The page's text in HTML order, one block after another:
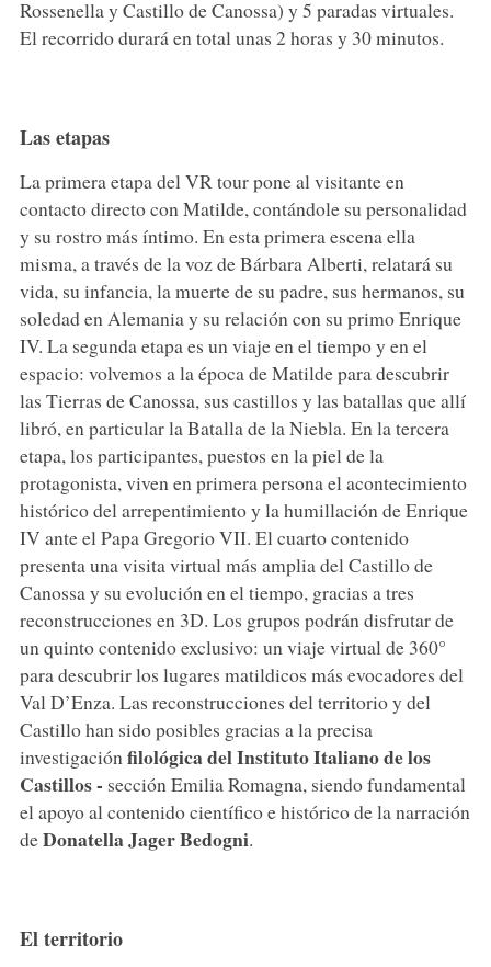
Rossenella y Castillo de Canossa) y 5 paradas virtuales.
El recorrido durará en total unas 2 horas y 30 minutos.
Las etapas
La primera etapa del VR tour pone al visitante en
contacto directo con Matilde, contándole su personalidad
y su rostro más íntimo. En esta primera escena ella
misma, a través de la voz de Bárbara Alberti, relatará su
vida, su infancia, la muerte de su padre, sus hermanos, su
soledad en Alemania y su relación con su primo Enrique
IV. La segunda etapa es un viaje en el tiempo y en el
espacio: volvemos a la época de Matilde para descubrir
las Tierras de Canossa, sus castillos y las batallas que allí
libró, en particular la Batalla de la Niebla. En la tercera
etapa, los participantes, puestos en la piel de la
protagonista, viven en primera persona el acontecimiento
histórico del arrepentimiento y la humillación de Enrique
IV ante el Papa Gregorio VII. El cuarto contenido
presenta una visita virtual más amplia del Castillo de
Canossa y su evolución en el tiempo, gracias a tres
reconstrucciones en 3D. Los grupos podrán disfrutar de
un quinto contenido exclusivo: un viaje virtual de 360°
para descubrir los lugares matildicos más evocadores del
Val D’Enza. Las reconstrucciones del territorio y del
Castillo han sido posibles gracias a la precisa
investigación filológica del Instituto Italiano de los
Castillos - sección Emilia Romagna, siendo fundamental
el apoyo al contenido científico e histórico de la narración
deDonatella Jager Bedogni.
El territorio